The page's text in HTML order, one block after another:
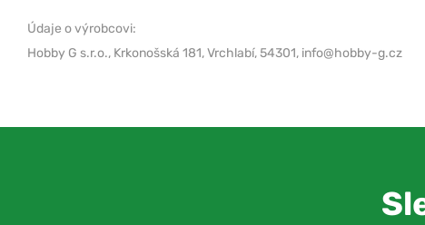
Údaje o výrobcovi:
Hobby G s.r.o., Krkonošská 181, Vrchlabí, 54301, info@hobby-g.cz